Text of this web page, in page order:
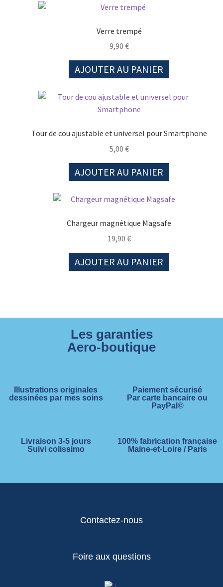
Verre trempé
9,90 €
AJOUTER AU PANIER
Tour de cou ajustable et universel pour Smartphone
5,00 €
AJOUTER AU PANIER
Chargeur magnétique Magsafe
19,90 €
AJOUTER AU PANIER
Les garanties
Aero-boutique
Illustrations originales
dessinées par mes soins
Paiement sécurisé
Par carte bancaire ou
PayPal©
Livraison 3-5 jours
Suivi colissimo
100% fabrication française
Maine-et-Loire / Paris
Contactez-nous
Foire aux questions